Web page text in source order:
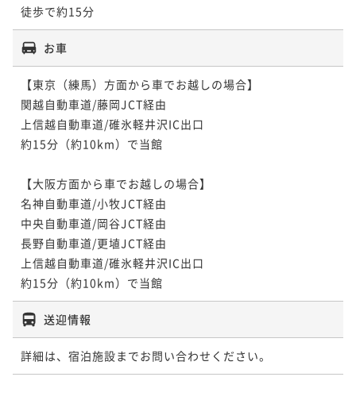
徒歩で約15分
お車
【東京（練馬）方面から車でお越しの場合】
関越自動車道/藤岡JCT経由
上信越自動車道/碓氷軽井沢IC出口
約15分（約10km）で当館
【大阪方面から車でお越しの場合】
名神自動車道/小牧JCT経由
中央自動車道/岡谷JCT経由
長野自動車道/更埴JCT経由
上信越自動車道/碓氷軽井沢IC出口
約15分（約10km）で当館
送迎情報
詳細は、宿泊施設までお問い合わせください。